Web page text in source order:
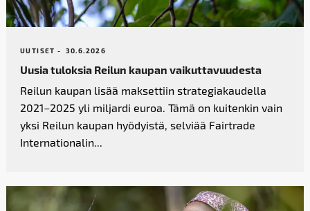
UUTISET - 30.6.2026
Uusia tuloksia Reilun kaupan vaikutta­vuudesta
Reilun kaupan lisää maksettiin strategiakaudella
2021–2025 yli miljardi euroa. Tämä on kuitenkin vain
yksi Reilun kaupan hyödyistä, selviää Fairtrade
Internationalin...